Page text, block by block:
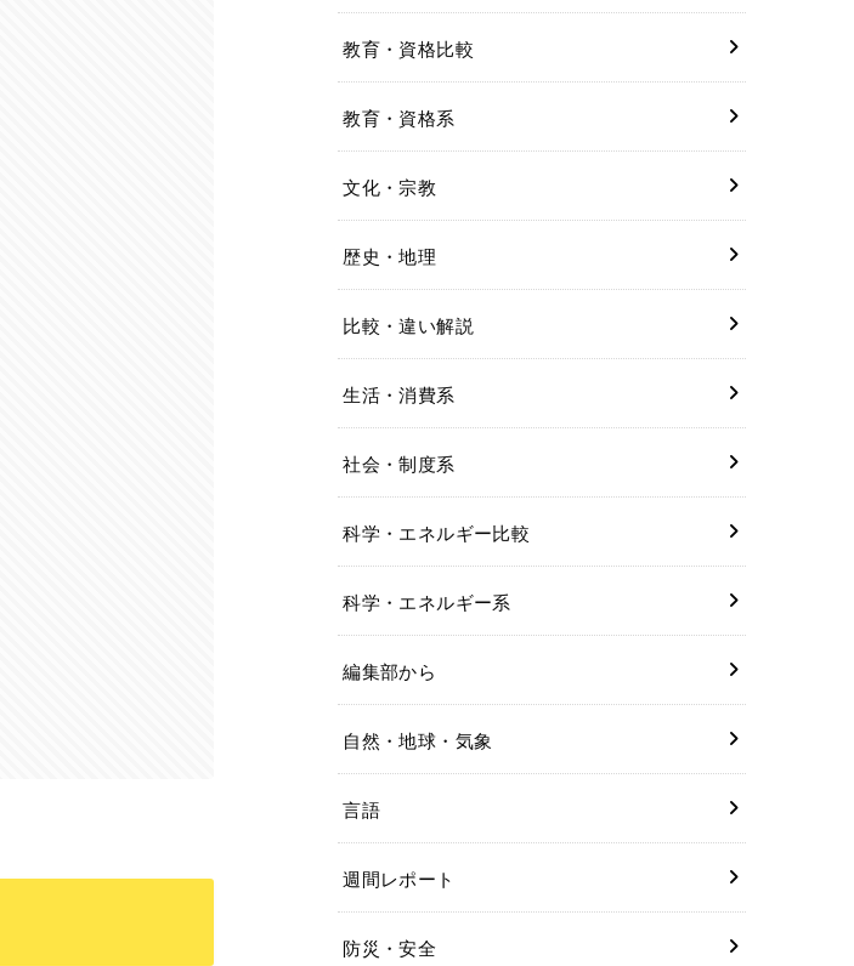
教育・資格比較
教育・資格系
文化・宗教
歴史・地理
比較・違い解説
生活・消費系
社会・制度系
科学・エネルギー比較
科学・エネルギー系
編集部から
自然・地球・気象
言語
週間レポート
防災・安全